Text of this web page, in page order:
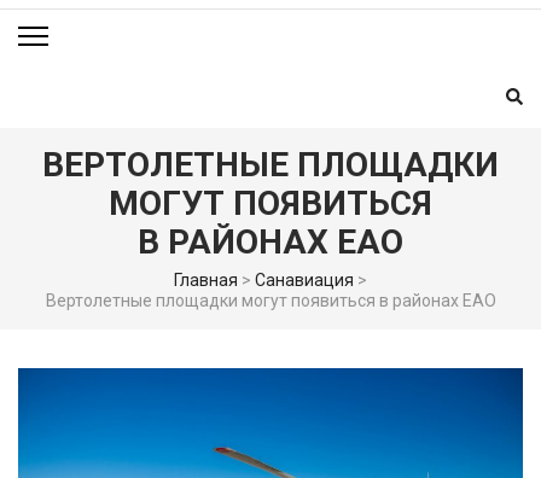
ВЕРТОЛЕТНЫЕ ПЛОЩАДКИ
МОГУТ ПОЯВИТЬСЯ
В РАЙОНАХ ЕАО
Главная > Санавиация >
Вертолетные площадки могут появиться в районах ЕАО